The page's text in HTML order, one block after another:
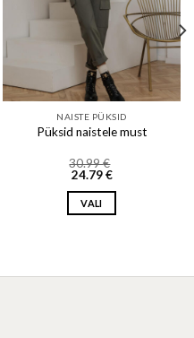
NAISTE PÜKSID
Püksid naistele must
30.99€
24.79€
VALI
multiple